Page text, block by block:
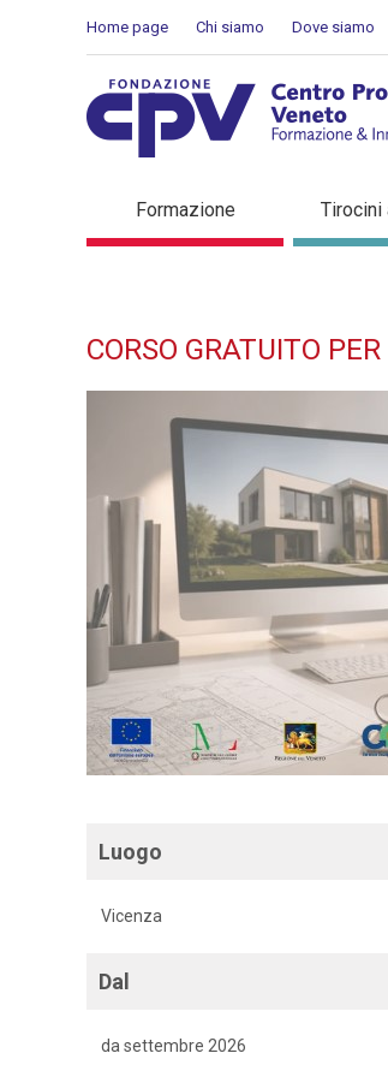
Home page Chi siamo Dove siamo
Corso gratuito
Formazione Tirocini
CORSO GRATUITO
Luogo
Vicenza
Dal
da settembre 2026